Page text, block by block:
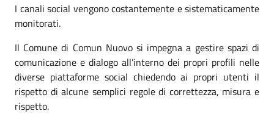
I canali social vengono costantemente e sistematicamente
monitorati.
Il Comune di Comun Nuovo si impegna a gestire spazi di
comunicazione e dialogo all’interno dei propri profili nelle
diverse piattaforme social chiedendo ai propri utenti il
rispetto di alcune semplici regole di correttezza, misura e
rispetto.